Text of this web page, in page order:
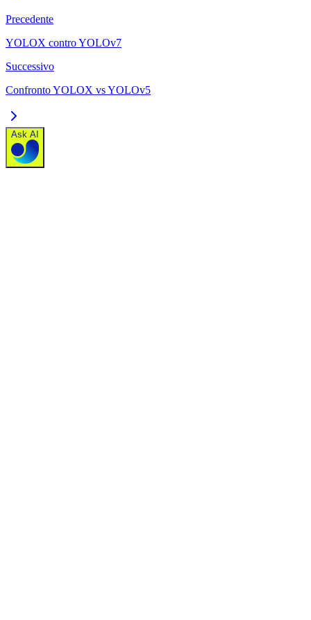
Precedente
YOLOX contro YOLOv7
Successivo
Confronto YOLOX vs YOLOv5
Ask AI